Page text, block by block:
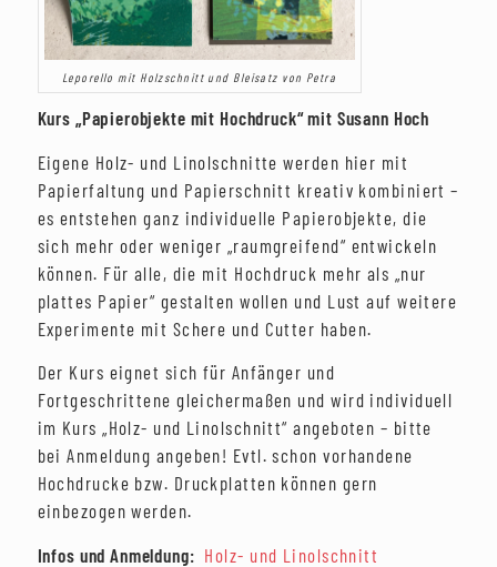
Leporello mit Holzschnitt und Bleisatz von Petra
Kurs „Papierobjekte mit Hochdruck“ mit Susann Hoch
Eigene Holz- und Linolschnitte werden hier mit
Papierfaltung und Papierschnitt kreativ kombiniert –
es entstehen ganz individuelle Papierobjekte, die
sich mehr oder weniger „raumgreifend“ entwickeln
können. Für alle, die mit Hochdruck mehr als „nur
plattes Papier“ gestalten wollen und Lust auf weitere
Experimente mit Schere und Cutter haben.
Der Kurs eignet sich für Anfänger und
Fortgeschrittene gleichermaßen und wird individuell
im Kurs „Holz- und Linolschnitt“ angeboten – bitte
bei Anmeldung angeben! Evtl. schon vorhandene
Hochdrucke bzw. Druckplatten können gern
einbezogen werden.
Infos und Anmeldung: Holz- und Linolschnitt